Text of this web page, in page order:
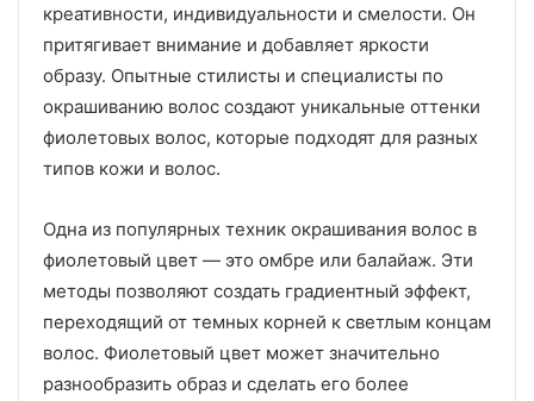
креативности, индивидуальности и смелости. Он
притягивает внимание и добавляет яркости
образу. Опытные стилисты и специалисты по
окрашиванию волос создают уникальные оттенки
фиолетовых волос, которые подходят для разных
типов кожи и волос.
Одна из популярных техник окрашивания волос в
фиолетовый цвет — это омбре или балайаж. Эти
методы позволяют создать градиентный эффект,
переходящий от темных корней к светлым концам
волос. Фиолетовый цвет может значительно
разнообразить образ и сделать его более